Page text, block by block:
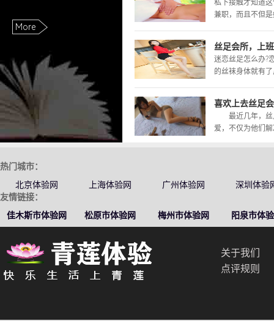
More
私下接触才知道
兼职，而且不但
丝足会所，上
迷恋丝足怎么办?
的丝袜身体就有
喜欢上去丝足
最近几年，丝
爱，不仅为他们
热门城市：
北京体验网
上海体验网 广州体验网
深圳体验
友情链接：
佳木斯市体验网
松原市体验网 梅州市体验网 阳泉市体
关于我们
点评规则